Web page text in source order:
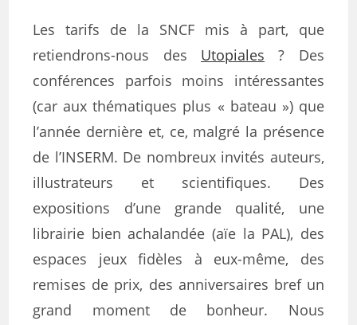
Les tarifs de la SNCF mis à part, que
retiendrons-nous des Utopiales ? Des
conférences parfois moins intéressantes
(car aux thématiques plus « bateau ») que
l’année dernière et, ce, malgré la présence
de l’INSERM. De nombreux invités auteurs,
illustrateurs et scientifiques. Des
expositions d’une grande qualité, une
librairie bien achalandée (aïe la PAL), des
espaces jeux fidèles à eux-même, des
remises de prix, des anniversaires bref un
grand moment de bonheur. Nous